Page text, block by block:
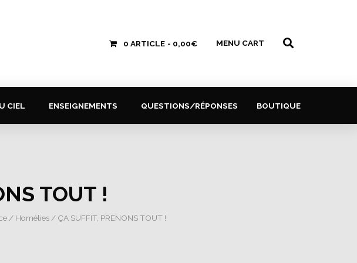
0 ARTICLE 0,00€ MENU CART
CIEL ENSEIGNEMENTS QUESTIONS/RÉPONSES BOUTIQUE
TOUT !
/ Homélies/ ÇA SUFFIT, PRENONS TOUT !